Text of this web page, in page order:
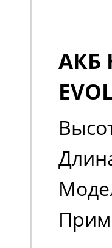
АКБ